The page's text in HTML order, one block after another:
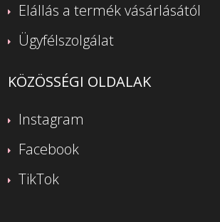
Elállás a termék vásárlásától
Ügyfélszolgálat
KÖZÖSSÉGI OLDALAK
Instagram
Facebook
TikTok